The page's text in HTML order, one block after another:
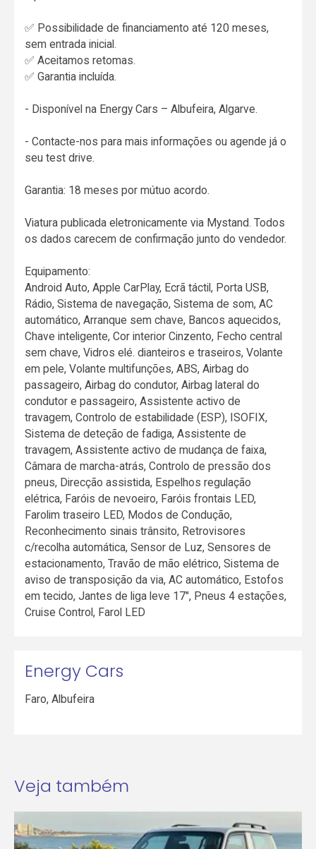
✅ Possibilidade de financiamento até 120 meses,
sem entrada inicial.
✅ Aceitamos retomas.
✅ Garantia incluída.
- Disponível na Energy Cars – Albufeira, Algarve.
- Contacte-nos para mais informações ou agende já o
seu test drive.
Garantia: 18 meses por mútuo acordo.
Viatura publicada eletronicamente via Mystand. Todos
os dados carecem de confirmação junto do vendedor.
Equipamento:
Android Auto, Apple CarPlay, Ecrã táctil, Porta USB,
Rádio, Sistema de navegação, Sistema de som, AC
automático, Arranque sem chave, Bancos aquecidos,
Chave inteligente, Cor interior Cinzento, Fecho central
sem chave, Vidros elé. dianteiros e traseiros, Volante
em pele, Volante multifunções, ABS, Airbag do
passageiro, Airbag do condutor, Airbag lateral do
condutor e passageiro, Assistente activo de
travagem, Controlo de estabilidade (ESP), ISOFIX,
Sistema de deteção de fadiga, Assistente de
travagem, Assistente activo de mudança de faixa,
Câmara de marcha-atrás, Controlo de pressão dos
pneus, Direcção assistida, Espelhos regulação
elétrica, Faróis de nevoeiro, Faróis frontais LED,
Farolim traseiro LED, Modos de Condução,
Reconhecimento sinais trânsito, Retrovisores
c/recolha automática, Sensor de Luz, Sensores de
estacionamento, Travão de mão elétrico, Sistema de
aviso de transposição da via, AC automático, Estofos
em tecido, Jantes de liga leve 17", Pneus 4 estações,
Cruise Control, Farol LED
Energy Cars
Faro,Albufeira
Veja também